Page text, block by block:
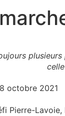
8 octobre 2021
Pierre-